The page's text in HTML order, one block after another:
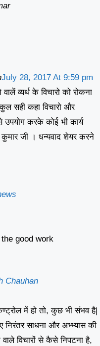
July 28, 2017 At 9:59 pm
व्यर्थ के विचारो को रोकना
सही कहा विचारो और
करके कोई भी कार्य
जी । धन्यवाद शेयर करने
good work
Chauhan
कण्ट्रोल में हो तो, कुछ भी संभव है|
साधना और अभ्भ्यास की
विचारों से कैसे निपटना है,